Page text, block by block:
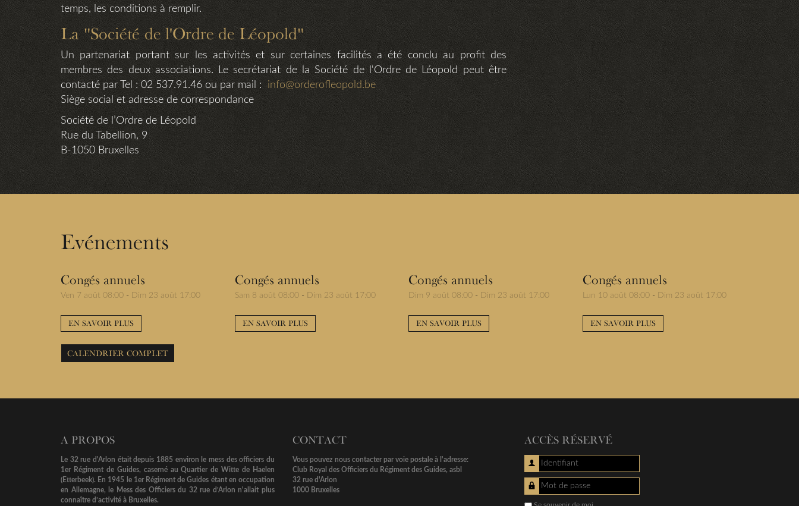
temps, les conditions à remplir.
La "Société de l'Ordre de Léopold"
Un partenariat portant sur les activités et sur certaines facilités a été conclu au profit des
membres des deux associations. Le secrétariat de la Société de l'Ordre de Léopold peut être
contacté par Tel : 02 537.91.46 ou par mail : info@orderofleopold.be
Siège social et adresse de correspondance
Société de l’Ordre de Léopold
Rue du Tabellion, 9
B-1050 Bruxelles
Evénements
Congés annuels
Ven 7 août 08:00 - Dim 23 août 17:00
EN SAVOIR PLUS
Congés annuels
Sam 8 août 08:00- Dim 23 août 17:00
EN SAVOIR PLUS
Congés annuels
Dim 9 août 08:00 - Dim 23 août 17:00
EN SAVOIR PLUS
Congés annuels
Lun 10 août 08:00- Dim 23 août 17:00
EN SAVOIR PLUS
CALENDRIER COMPLET
A PROPOS
Le 32 rue d'Arlon était depuis 1885 environ le mess des officiers du
1er Régiment de Guides, caserné au Quartier de Witte de Haelen
(Etterbeek). En 1945 le 1er Régiment de Guides étant en occupation
en Allemagne, le Mess des Officiers du 32 rue d’Arlon n'allait plus
connaître d’activité à Bruxelles.
CONTACT
Vous pouvez nous contacter par voie postale à l'adresse:
Club Royal des Officiers du Régiment des Guides, asbl
32 rue d'Arlon
1000 Bruxelles
ACCÈS RÉSERVÉ
Identifiant
Mot de passe